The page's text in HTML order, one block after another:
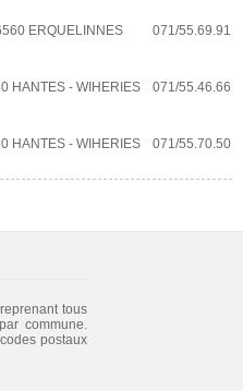
ERQUELINNES 071/55.69.91
HANTES - WIHERIES 071/55.46.66
HANTES - WIHERIES 071/55.70.50
tous
commune.
postaux